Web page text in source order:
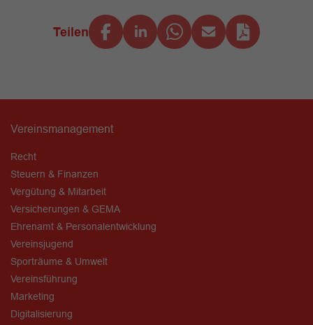
Teilen
Vereinsmanagement
Recht
Steuern & Finanzen
Vergütung & Mitarbeit
Versicherungen & GEMA
Ehrenamt & Personalentwicklung
Vereinsjugend
Sporträume & Umwelt
Vereinsführung
Marketing
Digitalisierung